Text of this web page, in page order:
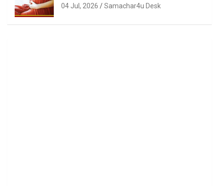
04 Jul, 2026 Samachar4u Desk